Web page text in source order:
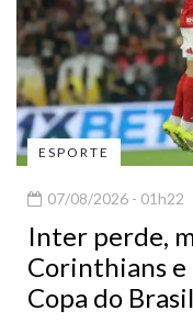
ESPORTE
07/08/2026 - 01h22
Inter perde,
Corinthians e
Copa do Brasil